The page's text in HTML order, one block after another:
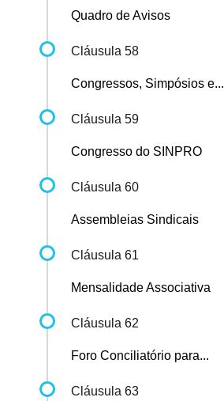
Quadro de Avisos
Cláusula 58
Congressos, Simpósios e...
Cláusula 59
Congresso do SINPRO
Cláusula 60
Assembleias Sindicais
Cláusula 61
Mensalidade Associativa
Cláusula 62
Foro Conciliatório para...
Cláusula 63